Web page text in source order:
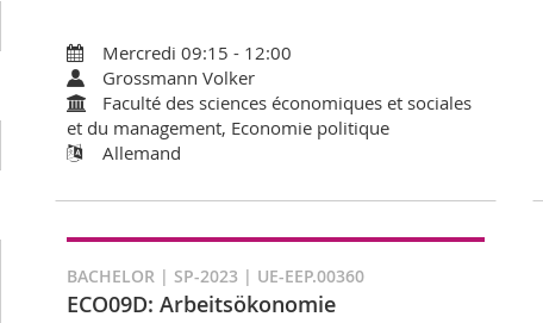
Mercredi 09:15 - 12:00
Grossmann Volker
Faculté des sciences économiques et sociales
et du management, Economie politique
Allemand
BACHELOR | SP-2023 | UE-EEP.00360
ECO09D: Arbeitsökonomie